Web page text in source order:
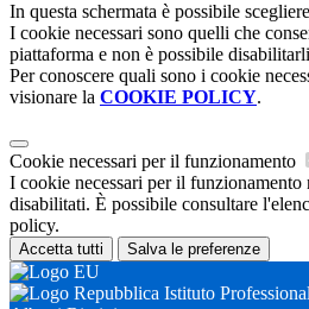
In questa schermata è possibile
I cookie necessari sono quelli che
piattaforma e non è possibile
Per conoscere quali sono i cookie
visionare la COOKIE POLICY.
Cookie necessari per il funzionamento
I cookie necessari per il funzionamento
disabilitati. È possibile consultare
policy.
Accetta tutti Salva le preferenze
Istituto